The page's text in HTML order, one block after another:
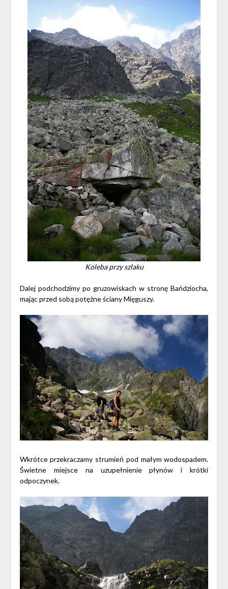
Koleba przy szlaku
Dalej podchodzimy po gruzowiskach w stronę Bańdziocha,
mając przed sobą potężne ściany Mięguszy.
Wkrótce przekraczamy strumień pod małym wodospadem.
Świetne miejsce na uzupełnienie płynów i krótki
odpoczynek.